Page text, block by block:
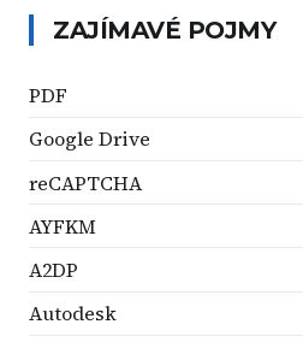
ZAJÍMAVÉ POJMY
PDF
Google Drive
reCAPTCHA
AYFKM
A2DP
Autodesk